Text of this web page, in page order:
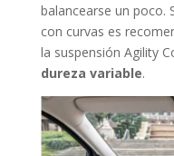
balancearse un poco.
con curvas es
la suspensión Agility
dureza variable.